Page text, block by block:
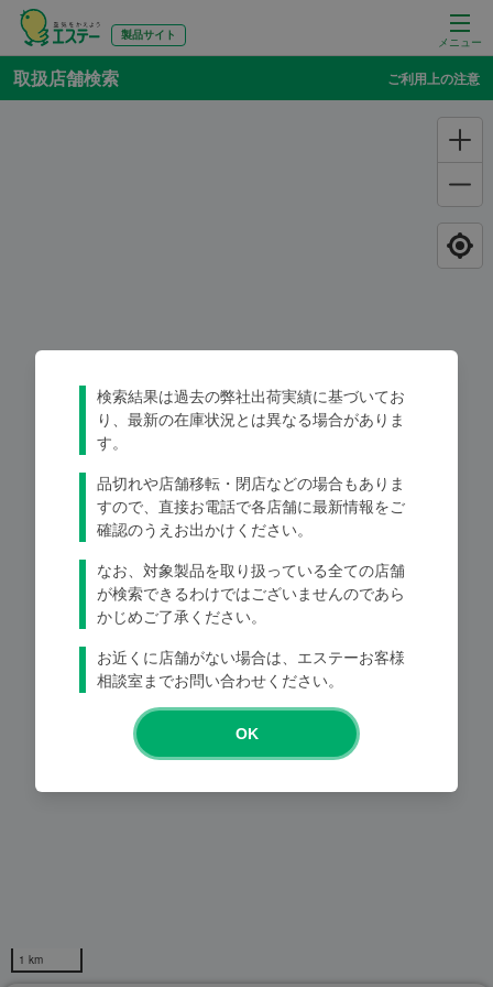
メニュー
製品サイト
取扱店舗検索 ご利用上の注意
Loading...
1 km
検索結果は過去の弊社出荷実績に基づいてお
り、最新の在庫状況とは異なる場合がありま
す。
品切れや店舗移転・閉店などの場合もありま
すので、直接お電話で各店舗に最新情報をご
確認のうえお出かけください。
なお、対象製品を取り扱っている全ての店舗
が検索できるわけではございませんのであら
かじめご了承ください。
お近くに店舗がない場合は、エステーお客様
相談室までお問い合わせください。
OK